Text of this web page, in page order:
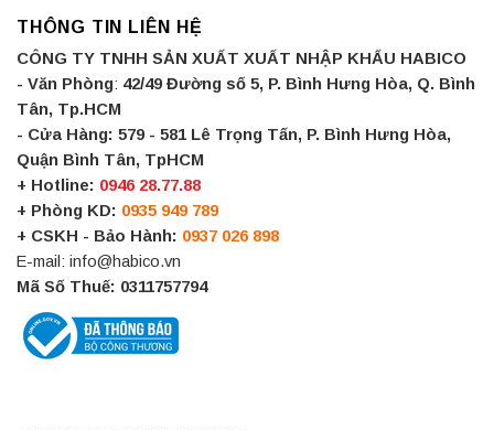
THÔNG TIN LIÊN HỆ
CÔNG TY TNHH SẢN XUẤT XUẤT NHẬP KHẨU HABICO
- Văn Phòng: 42/49 Đường số 5, P. Bình Hưng Hòa, Q. Bình
Tân, Tp.HCM
- Cửa Hàng: 579 - 581 Lê Trọng Tấn, P. Bình Hưng Hòa,
Quận Bình Tân, TpHCM
+ Hotline: 0946 28.77.88
+ Phòng KD: 0935 949 789
+ CSKH - Bảo Hành: 0937 026 898
E-mail: info@habico.vn
Mã Số Thuế: 0311757794